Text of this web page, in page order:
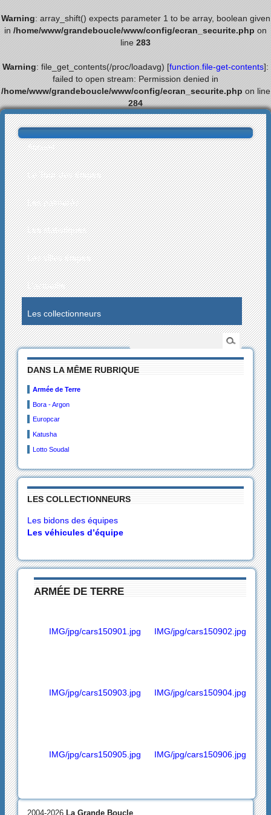
Warning: array_shift() expects parameter 1 to be array, boolean given
in /home/www/grandeboucle/www/config/ecran_securite.php on
line 283
Warning: file_get_contents(/proc/loadavg) [function.file-get-contents]:
failed to open stream: Permission denied in
/home/www/grandeboucle/www/config/ecran_securite.php on line
284
Accueil
Le Tour des étapes
Les palmarès
Les statistiques
Les villes étapes
L’actualité
Les collectionneurs
DANS LA MÊME RUBRIQUE
Armée de Terre
Bora - Argon
Europcar
Katusha
Lotto Soudal
LES COLLECTIONNEURS
Les bidons des équipes
Les véhicules d’équipe
ARMÉE DE TERRE
IMG/jpg/cars150901.jpg IMG/jpg/cars150902.jpg
IMG/jpg/cars150903.jpg IMG/jpg/cars150904.jpg
IMG/jpg/cars150905.jpg IMG/jpg/cars150906.jpg
2004-2026 La Grande Boucle